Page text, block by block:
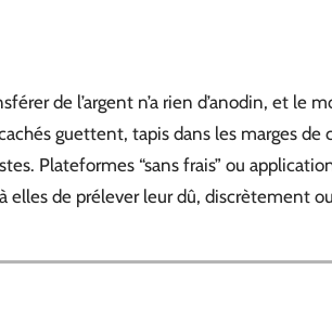
de l’argent n’a rien d’anodin, et le
guettent, tapis dans les marges de
Plateformes “sans frais” ou
de prélever leur dû, discrètement